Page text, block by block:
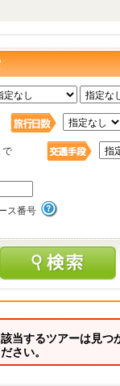
で
ス番号
当するツアーは見つ
さい。